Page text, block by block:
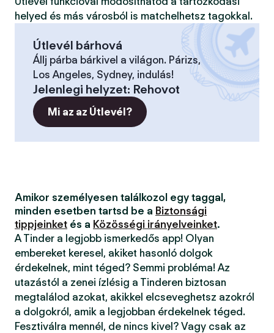
helyed és más városból is matchelhetsz tagokkal.
Útlevél bárhová
Állj párba bárkivel a világon. Párizs,
Los Angeles, Sydney, indulás!
Jelenlegi helyzet: Rehovot
Mi az az Útlevél?
Amikor személyesen találkozol egy taggal,
minden esetben tartsd be a Biztonsági
tippjeinket és a Közösségi irányelveinket.
A Tinder a legjobb ismerkedős app! Olyan
embereket keresel, akiket hasonló dolgok
érdekelnek, mint téged? Semmi probléma! Az
utazástól a zenei ízlésig a Tinderen biztosan
megtalálod azokat, akikkel elcseveghetsz azokról
a dolgokról, amik a legjobban érdekelnek téged.
Fesztiválra mennél, de nincs kivel? Vagy csak az